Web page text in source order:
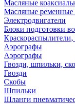
Масляные
Масляные ременные
Электродвигатели
Блоки подготовки
Аэрографы
Аэрографы
Гвозди, шпильки,
Гвозди
Скобы
Шпильки
Шланги